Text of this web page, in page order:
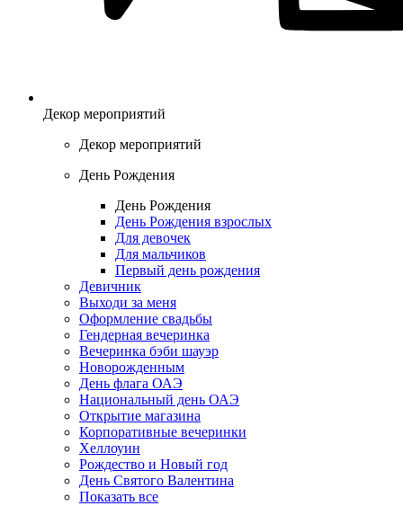
Декор мероприятий
Декор мероприятий
День Рождения
День Рождения
День Рождения взрослых
Для девочек
Для мальчиков
Первый день рождения
Девичник
Выходи за меня
Оформление свадьбы
Гендерная вечеринка
Вечеринка бэби шауэр
Новорожденным
День флага ОАЭ
Национальный день ОАЭ
Открытие магазина
Корпоративные вечеринки
Хеллоуин
Рождество и Новый год
День Святого Валентина
Показать все